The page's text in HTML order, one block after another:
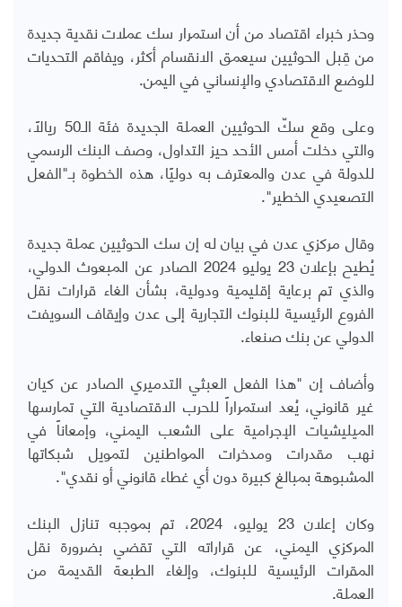
وحذر خبراء اقتصاد من أن استمرار سك عملات نقدية جديدة
من قِبل الحوثيين سيعمق الانقسام أكثر، ويفاقم التحديات
للوضع الاقتصادي والإنساني في اليمن.
وعلى وقع سكّ الحوثيين العملة الجديدة فئة الـ50 ريالًا،
والتي دخلت أمس الأحد حيز التداول، وصف البنك الرسمي
للدولة في عدن والمعترف به دوليًا، هذه الخطوة بـ"الفعل
التصعيدي الخطير".
وقال مركزي عدن في بيان له إن سك الحوثيين عملة جديدة
يُطيح بإعلان 23 يوليو 2024 الصادر عن المبعوث الدولي،
والذي تم برعاية إقليمية ودولية، بشأن الغاء قرارات نقل
الفروع الرئيسية للبنوك التجارية إلى عدن وإيقاف السويفت
الدولي عن بنك صنعاء.
وأضاف إن "هذا الفعل العبثي التدميري الصادر عن كيان
غير قانوني، يُعد استمراراً للحرب الاقتصادية التي تمارسها
الميليشيات الإجرامية على الشعب اليمني، وإمعاناً في
نهب مقدرات ومدخرات المواطنين لتمويل شبكاتها
المشبوهة بمبالغ كبيرة دون أي غطاء قانوني أو نقدي".
وكان إعلان 23 يوليو، 2024، تم بموجبه تنازل البنك
المركزي اليمني، عن قراراته التي تقضي بضرورة نقل
المقرات الرئيسية للبنوك، وإلغاء الطبعة القديمة من
العملة.